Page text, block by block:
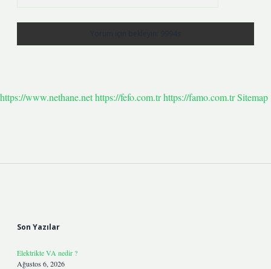
https://www.nethane.nethttps://fefo.com.trhttps://famo.com.trSitemap
Son Yazılar
Elektrikte VA nedir ?
Ağustos 6, 2026